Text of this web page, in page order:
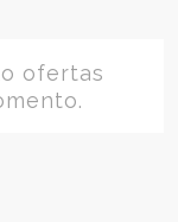
ofertas